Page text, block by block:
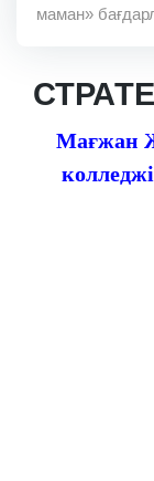
маман»
Мағжан